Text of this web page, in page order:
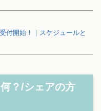
付開始！｜スケジュールと
？/シェアの方